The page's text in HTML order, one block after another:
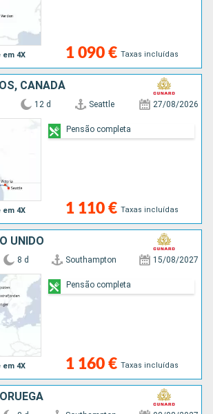
em 4X 1 090 € Taxas incluídas
CANADÁ
em 4X
12 d Seattle 27/08/2026
1 110 € Taxas incluídas
Pensão completa
UNIDO
em 4X
8 d Southampton 15/08/2027
1 160 € Taxas incluídas
Pensão completa